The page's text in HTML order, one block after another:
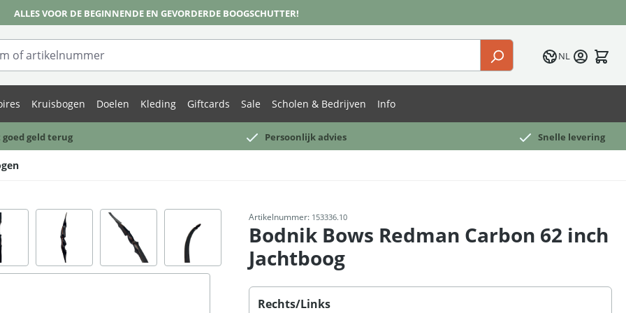
ALLES VOOR DE BEGINNENDE EN GEVORDERDE BOOGSCHUTTER!
NL
Kruisbogen Doelen Kleding Giftcards Sale Scholen & Bedrijven Info
geld terug Persoonlijk advies Snelle levering
Artikelnummer: 153336.10
Bodnik Bows Redman Carbon 62 inch
Jachtboog
Selecteer
Rechts/Links